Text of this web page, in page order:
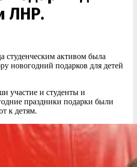
ЛНР.
студенческим активом была
новогодний подарков для детей
участие и студенты и
праздники подарки были
к детям.